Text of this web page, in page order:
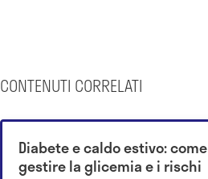
CONTENUTI CORRELATI
Diabete e caldo estivo: come
gestire la glicemia e i rischi